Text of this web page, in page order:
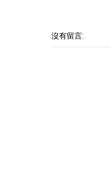
沒有留言: